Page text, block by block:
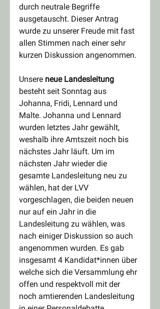
durch neutrale Begriffe
ausgetauscht. Dieser Antrag
wurde zu unserer Freude mit fast
allen Stimmen nach einer sehr
kurzen Diskussion angenommen.
Unsere neue Landesleitung
besteht seit Sonntag aus
Johanna, Fridi, Lennard und
Malte. Johanna und Lennard
wurden letztes Jahr gewählt,
weshalb ihre Amtszeit noch bis
nächstes Jahr läuft. Um im
nächsten Jahr wieder die
gesamte Landesleitung neu zu
wählen, hat der LVV
vorgeschlagen, die beiden neuen
nur auf ein Jahr in die
Landesleitung zu wählen, was
nach einiger Diskussion so auch
angenommen wurden. Es gab
insgesamt 4 Kandidat*innen über
welche sich die Versammlung ehr
offen und respektvoll mit der
noch amtierenden Landesleitung